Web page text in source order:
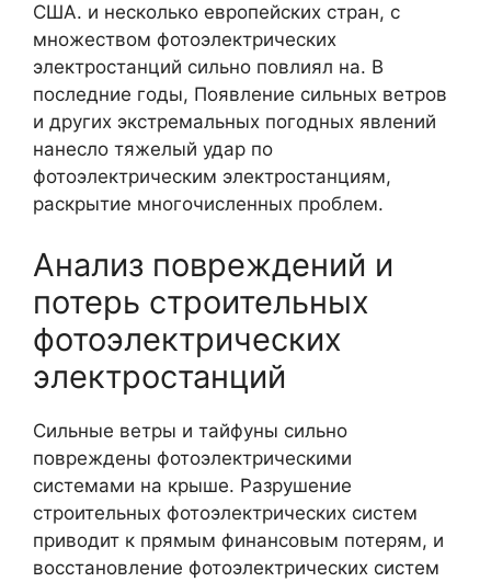
США. и несколько европейских стран, с
множеством фотоэлектрических
электростанций сильно повлиял на. В
последние годы, Появление сильных ветров
и других экстремальных погодных явлений
нанесло тяжелый удар по
фотоэлектрическим электростанциям,
раскрытие многочисленных проблем.
Анализ повреждений и
потерь строительных
фотоэлектрических
электростанций
Сильные ветры и тайфуны сильно
повреждены фотоэлектрическими
системами на крыше. Разрушение
строительных фотоэлектрических систем
приводит к прямым финансовым потерям, и
восстановление фотоэлектрических систем